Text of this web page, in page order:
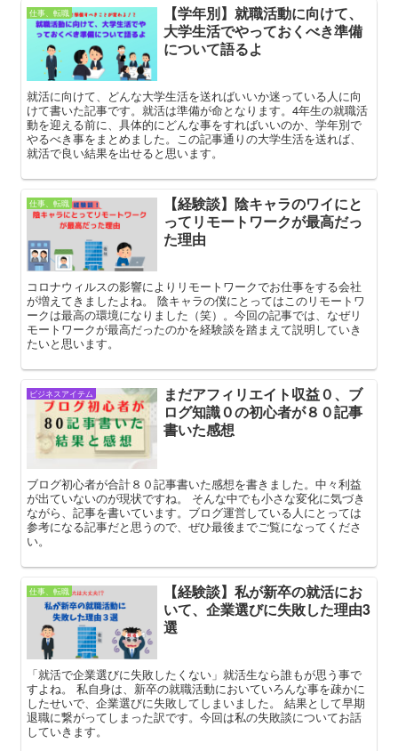
仕事、転職
【学年別】就職活動に向けて、
大学生活でやっておくべき準備
について語るよ
就活に向けて、どんな大学生活を送ればいいか迷っている人に向
けて書いた記事です。就活は準備が命となります。4年生の就職活
動を迎える前に、具体的にどんな事をすればいいのか、学年別で
やるべき事をまとめました。この記事通りの大学生活を送れば、
就活で良い結果を出せると思います。
仕事、転職
【経験談】陰キャラのワイにと
ってリモートワークが最高だっ
た理由
コロナウィルスの影響によりリモートワークでお仕事をする会社
が増えてきましたよね。 陰キャラの僕にとってはこのリモートワ
ークは最高の環境になりました（笑）。今回の記事では、なぜリ
モートワークが最高だったのかを経験談を踏まえて説明していき
たいと思います。
ビジネスアイテム
まだアフィリエイト収益０、ブ
ログ知識０の初心者が８０記事
書いた感想
ブログ初心者が合計８０記事書いた感想を書きました。中々利益
が出ていないのが現状ですね。 そんな中でも小さな変化に気づき
ながら、記事を書いています。ブログ運営している人にとっては
参考になる記事だと思うので、ぜひ最後までご覧になってくださ
い。
仕事、転職
【経験談】私が新卒の就活にお
いて、企業選びに失敗した理由3
選
「就活で企業選びに失敗したくない」就活生なら誰もが思う事で
すよね。 私自身は、新卒の就職活動においていろんな事を疎かに
したせいで、企業選びに失敗してしまいました。 結果として早期
退職に繋がってしまった訳です。今回は私の失敗談についてお話
していきます。